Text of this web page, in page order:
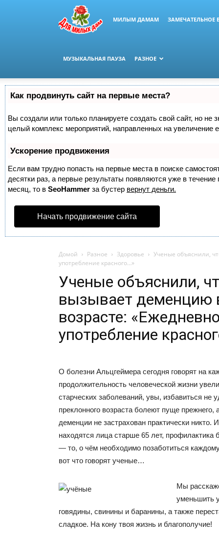
МИЛЫМ ДАМАМ ЗАМЕЧАТЕЛЬНОЕ
МУЗЫКАЛЬНАЯ ПАУЗА РАЗНОЕ
Как продвинуть сайт на первые места?
Вы создали или только планируете создать свой сайт, но не
целый комплекс мероприятий, направленных на увеличение
Ускорение продвижения
Если вам трудно попасть на первые места в поиске
десятки раз, а первые результаты появляются уже в
месяц, то в SeoHammer за бустер вернут деньги.
Начать продвижение сайта
Домой Разное Здоровье
Ученые объяснили,
употребление красного…»
Ученые объяснили,
вызывает деменцию
возрасте:
употребление
О болезни Альцгеймера сегодня говорят на
продолжительность человеческой жизни
старческих заболеваний, увы, избавиться не
преклонного возраста болеют пуще прежнего,
деменции не застрахован практически никто.
находятся лица старше 65 лет, профилактика
— то, о чём необходимо позаботиться
вот что говорят ученые…
Мы
уменьшить
говядины, свинины и баранины, а также
сладкое. На кону твоя жизнь и благополучие!